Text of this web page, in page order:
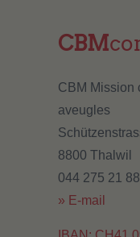
CBM
CBM Mission
aveugles
8800 Thalwil
044 275 21 88
» E-mail